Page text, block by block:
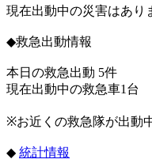
現在出動中の災害はあり
◆救急出動情報
本日の救急出動 5件
現在出動中の救急車1台
※お近くの救急隊が出動
◆ 統計情報